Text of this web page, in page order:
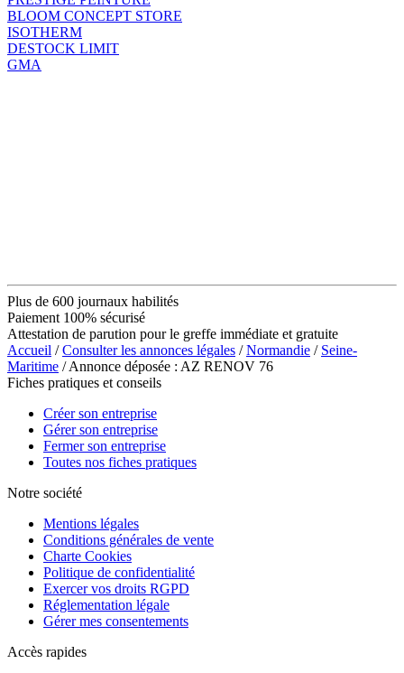
BLOOM CONCEPT STORE
ISOTHERM
DESTOCK LIMIT
GMA
Plus de 600 journaux habilités
Paiement 100% sécurisé
Attestation de parution pour le greffe immédiate et gratuite
Accueil /Consulter les annonces légales /Normandie / Seine-
Maritime / Annonce déposée : AZ RENOV 76
Fiches pratiques et conseils
Créer son entreprise
Gérer son entreprise
Fermer son entreprise
Toutes nos fiches pratiques
Notre société
Mentions légales
Conditions générales de vente
Charte Cookies
Politique de confidentialité
Exercer vos droits RGPD
Réglementation légale
Gérer mes consentements
Accès rapides